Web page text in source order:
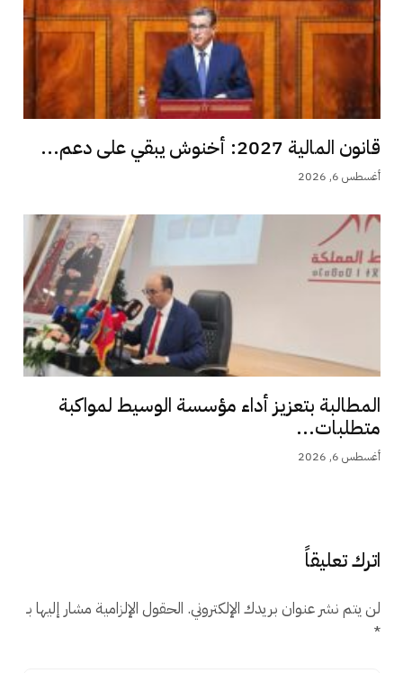
قانون المالية 2027: أخنوش يبقي على دعم...
أغسطس 6, 2026
المطالبة بتعزيز أداء مؤسسة الوسيط لمواكبة
متطلبات...
أغسطس 6, 2026
اترك تعليقاً
لن يتم نشر عنوان بريدك الإلكتروني. الحقول الإلزامية مشار إليها بـ
*